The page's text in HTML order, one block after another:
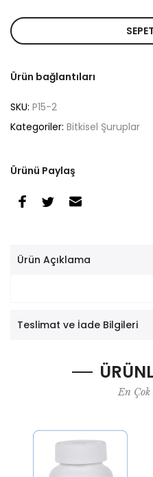
Ürün bağlantıları
SKU: P15-2
Kategoriler: Bitkisel Şuruplar
Ürünü Paylaş
Ürün Açıklama
Teslimat ve İade Bilgileri
En